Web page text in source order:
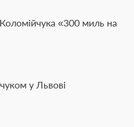
«300 миль на
у Львові